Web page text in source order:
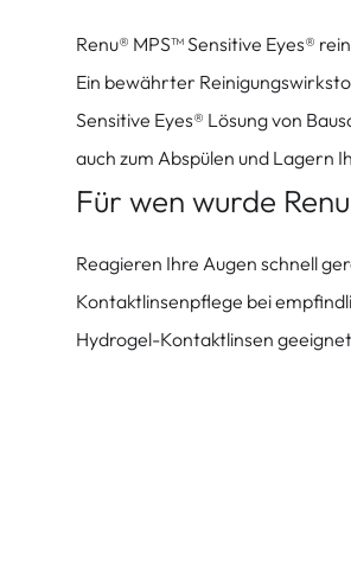
Renu® MPS™ Sensitive Eyes®
Ein bewährter
Sensitive Eyes® Lösung von
auch zum Abspülen und Lagern
Für wen wurde
Reagieren Ihre Augen schnell
Kontaktlinsenpflege bei
Hydrogel-Kontaktlinsen